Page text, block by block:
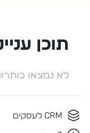
תוכן
לא נמצאו
CRM לעסקים